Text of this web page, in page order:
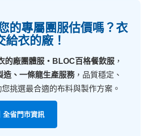
的專屬團服估價嗎？衣
給衣的廠！
的廠團體服・BLOC百格餐飲服 ，
造、一條龍生產服務，品質穩定、
挑選最合適的布料與製作方案。
全省門市資訊